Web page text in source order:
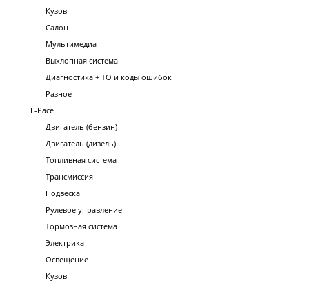
Кузов
Салон
Мультимедиа
Выхлопная система
Диагностика + ТО и коды ошибок
Разное
E-Pace
Двигатель (бензин)
Двигатель (дизель)
Топливная система
Трансмиссия
Подвеска
Рулевое управление
Тормозная система
Электрика
Освещение
Кузов